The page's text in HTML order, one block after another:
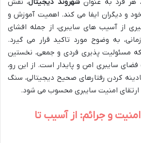
و دیگران ایفا می کند. اهمیت آموزش و
از آسیب های سایبری، از جمله افشای
به وضوح مورد تاکید قرار می گیرد.
مسئولیت پذیری فردی و جمعی، نخستین
سایبری امن و پایدار است. از این رو،
کردن رفتارهای صحیح دیجیتالی، سنگ
ارتقای امنیت سایبری محسوب می شود.
و جرائم: از آسیب تا